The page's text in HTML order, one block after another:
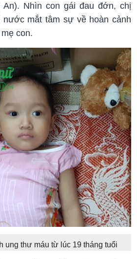
An). Nhìn con gái đau đớn, chị
nước mắt tâm sự về hoàn cảnh
con.
ung thư máu từ lúc 19 tháng tuổi